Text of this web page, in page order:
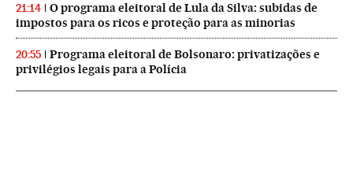
21:14
O programa eleitoral de Lula da Silva: subidas de
impostos para os ricos e proteção para as minorias
20:55
Programa eleitoral de Bolsonaro: privatizações e
privilégios legais para a Polícia